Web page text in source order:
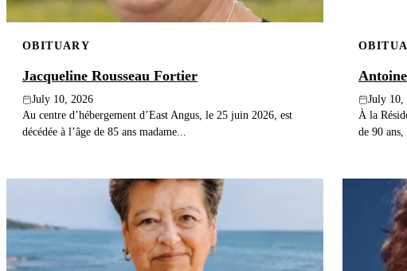
OBITUARY
Jacqueline Rousseau Fortier
July 10, 2026
Au centre d’hébergement d’East Angus, le 25 juin 2026, est
décédée à l’âge de 85 ans madame...
July 10,
À la
de 90